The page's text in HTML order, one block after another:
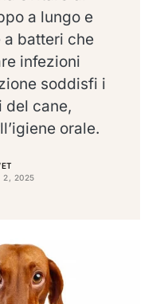
a lungo e
a batteri che
infezioni
soddisfi i
del cane,
orale.
2, 2025